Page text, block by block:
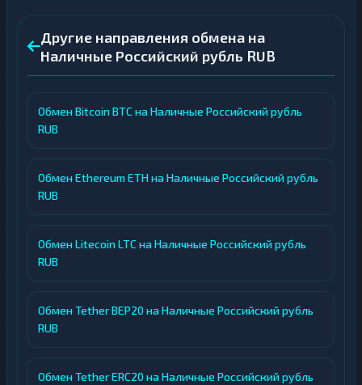
Другие направления обмена на
Наличные Российский рубль RUB
Обмен Bitcoin BTC на Наличные Российский рубль
RUB
Обмен Ethereum ETH на Наличные Российский рубль
RUB
Обмен Litecoin LTC на Наличные Российский рубль
RUB
Обмен Tether BEP20 на Наличные Российский рубль
RUB
Обмен Tether ERC20 на Наличные Российский рубль